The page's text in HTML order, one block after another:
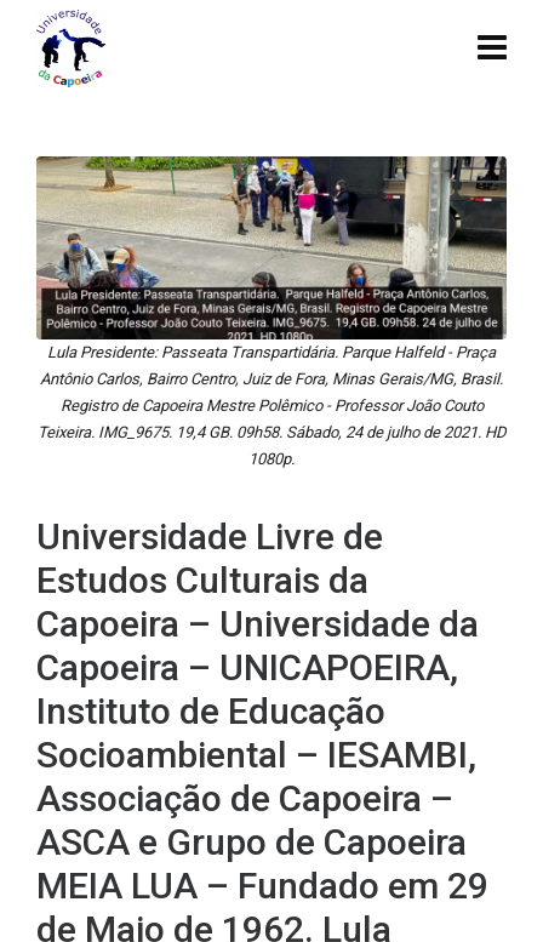
Lula Presidente: Passeata Transpartidária. Parque Halfeld - Praça
Antônio Carlos, Bairro Centro, Juiz de Fora, Minas Gerais/MG, Brasil.
Registro de Capoeira Mestre Polêmico - Professor João Couto
Teixeira. IMG_9675. 19,4 GB. 09h58. Sábado, 24 de julho de 2021. HD
1080p.
Universidade Livre de
Estudos Culturais da
Capoeira – Universidade da
Capoeira – UNICAPOEIRA,
Instituto de Educação
Socioambiental – IESAMBI,
Associação de Capoeira –
ASCA e Grupo de Capoeira
MEIA LUA – Fundado em 29
de Maio de 1962. Lula